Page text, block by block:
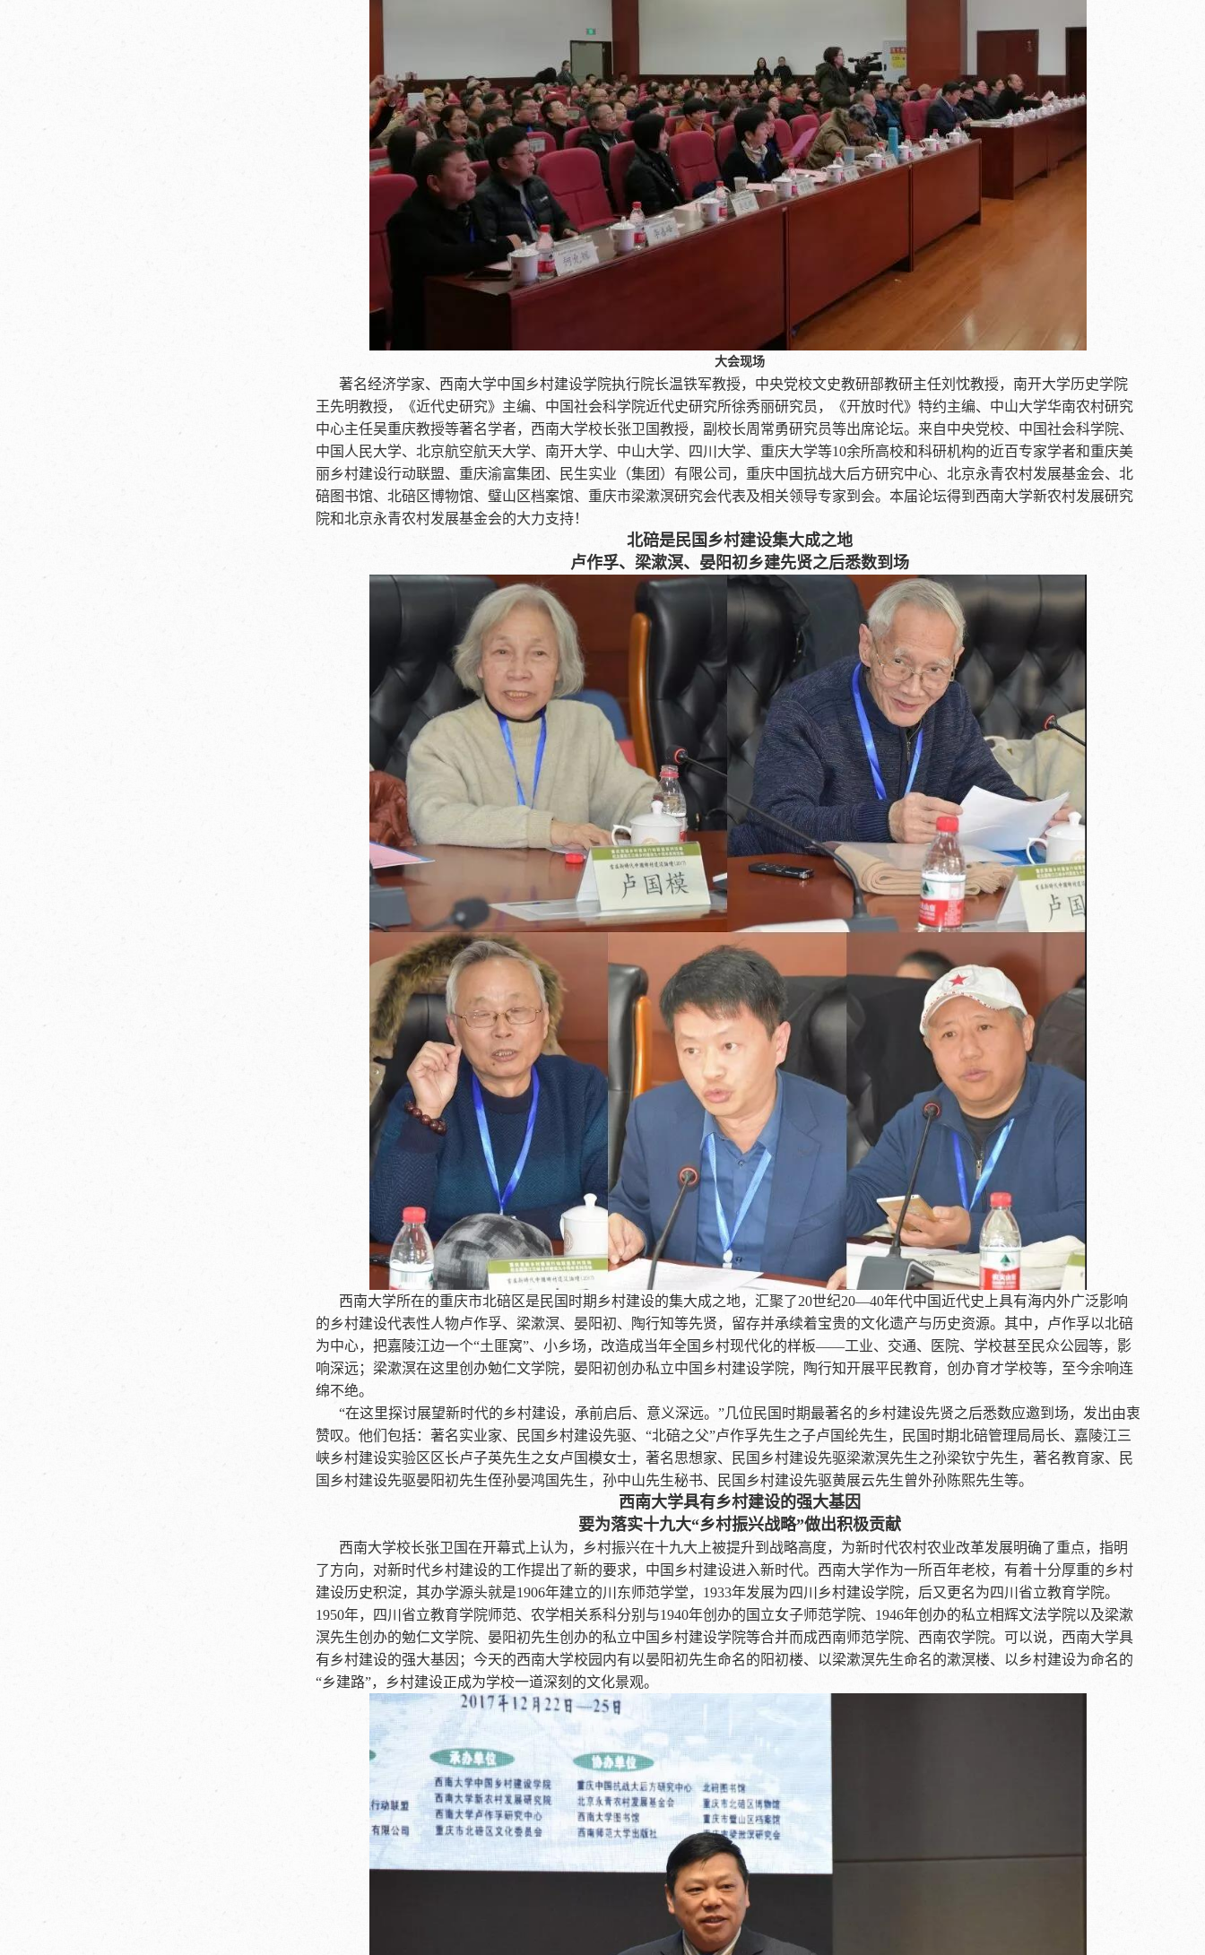
大会现场
著名经济学家、西南大学中国乡村建设学院执行院长温铁军教授，中央党校文史教研部教研主任刘忱教授，南开大学历史学院
王先明教授，《近代史研究》主编、中国社会科学院近代史研究所徐秀丽研究员，《开放时代》特约主编、中山大学华南农村研究
中心主任吴重庆教授等著名学者，西南大学校长张卫国教授，副校长周常勇研究员等出席论坛。来自中央党校、中国社会科学院、
中国人民大学、北京航空航天大学、南开大学、中山大学、四川大学、重庆大学等10余所高校和科研机构的近百专家学者和重庆美
丽乡村建设行动联盟、重庆渝富集团、民生实业（集团）有限公司，重庆中国抗战大后方研究中心、北京永青农村发展基金会、北
碚图书馆、北碚区博物馆、璧山区档案馆、重庆市梁漱溟研究会代表及相关领导专家到会。本届论坛得到西南大学新农村发展研究
院和北京永青农村发展基金会的大力支持！
北碚是民国乡村建设集大成之地
卢作孚、梁漱溟、晏阳初乡建先贤之后悉数到场
西南大学所在的重庆市北碚区是民国时期乡村建设的集大成之地，汇聚了20世纪20—40年代中国近代史上具有海内外广泛影响
的乡村建设代表性人物卢作孚、梁漱溟、晏阳初、陶行知等先贤，留存并承续着宝贵的文化遗产与历史资源。其中，卢作孚以北碚
为中心，把嘉陵江边一个“土匪窝”、小乡场，改造成当年全国乡村现代化的样板——工业、交通、医院、学校甚至民众公园等，影
响深远；梁漱溟在这里创办勉仁文学院，晏阳初创办私立中国乡村建设学院，陶行知开展平民教育，创办育才学校等，至今余响连
绵不绝。
“在这里探讨展望新时代的乡村建设，承前启后、意义深远。”几位民国时期最著名的乡村建设先贤之后悉数应邀到场，发出由衷
赞叹。他们包括：著名实业家、民国乡村建设先驱、“北碚之父”卢作孚先生之子卢国纶先生，民国时期北碚管理局局长、嘉陵江三
峡乡村建设实验区区长卢子英先生之女卢国模女士，著名思想家、民国乡村建设先驱梁漱溟先生之孙梁钦宁先生，著名教育家、民
国乡村建设先驱晏阳初先生侄孙晏鸿国先生，孙中山先生秘书、民国乡村建设先驱黄展云先生曾外孙陈熙先生等。
西南大学具有乡村建设的强大基因
要为落实十九大“乡村振兴战略”做出积极贡献
西南大学校长张卫国在开幕式上认为，乡村振兴在十九大上被提升到战略高度，为新时代农村农业改革发展明确了重点，指明
了方向，对新时代乡村建设的工作提出了新的要求，中国乡村建设进入新时代。西南大学作为一所百年老校，有着十分厚重的乡村
建设历史积淀，其办学源头就是1906年建立的川东师范学堂，1933年发展为四川乡村建设学院，后又更名为四川省立教育学院。
1950年，四川省立教育学院师范、农学相关系科分别与1940年创办的国立女子师范学院、1946年创办的私立相辉文法学院以及梁漱
溟先生创办的勉仁文学院、晏阳初先生创办的私立中国乡村建设学院等合并而成西南师范学院、西南农学院。可以说，西南大学具
有乡村建设的强大基因；今天的西南大学校园内有以晏阳初先生命名的阳初楼、以梁漱溟先生命名的漱溟楼、以乡村建设为命名的
“乡建路”，乡村建设正成为学校一道深刻的文化景观。